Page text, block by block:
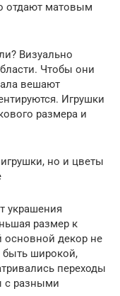
отдают матовым
Визуально
Чтобы они
вешают
Игрушки
размера и
но и цветы
украшения
размер к
декор не
быть широкой,
переходы
с разными